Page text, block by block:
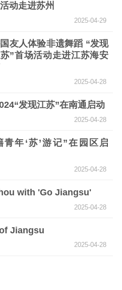
动走进苏州
2025-04-29
友人体验非遗舞蹈 “发现
”首场活动走进江苏海安
2025-04-28
发现江苏”在南通启动
2025-04-28
年‘苏’游记”在园区启
2025-04-28
with 'Go Jiangsu'
2025-04-28
Jiangsu
2025-04-28